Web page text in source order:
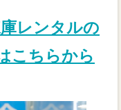
レンタルの
こちらから